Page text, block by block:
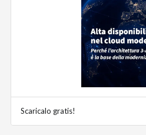
Scaricalo gratis!